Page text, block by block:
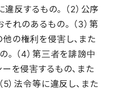
違反するもの。 （2）公序
れのあるもの。 （3）第
の権利を侵害し、また
。 （4）第三者を誹謗中
を侵害するもの、また
5）法令等に違反し、また